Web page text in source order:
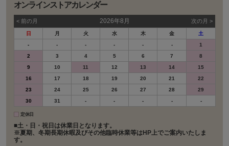
オンラインストアカレンダー
< 前の⽉ 2026年8月 次の⽉ >
日 月 火 水 木 金
土
-
- - - - -
1
2
3 4 5 6 7
8
9
10 11 12 13 14
15
16
17 18 19 20 21
22
23
24 25 26 27 28
29
30
31 - - - - -
定休日
■土・日・祝日は休業日となります。
※夏期、冬期長期休暇及びその他臨時休業等はHP上でご案内いたしま
す。